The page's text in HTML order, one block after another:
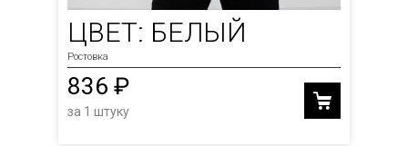
ЦВЕТ: БЕЛЫЙ
Ростовка
836 ₽
за 1 штуку